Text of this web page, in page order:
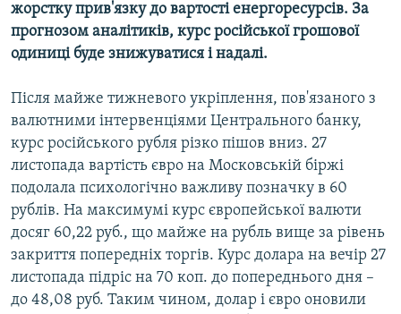
жорстку прив'язку до вартості енергоресурсів. За
прогнозом аналітиків, курс російської грошової
одиниці буде знижуватися і надалі.
Після майже тижневого укріплення, пов'язаного з
валютними інтервенціями Центрального банку,
курс російського рубля різко пішов вниз. 27
листопада вартість євро на Московській біржі
подолала психологічно важливу позначку в 60
рублів. На максимумі курс європейської валюти
досяг 60,22 руб., що майже на рубль вище за рівень
закриття попередніх торгів. Курс долара на вечір 27
листопада підріс на 70 коп. до попереднього дня –
до 48,08 руб. Таким чином, долар і євро оновили